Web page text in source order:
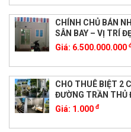
CHÍNH CHỦ BÁN
SÂN BAY – VỊ TRÍ
Giá: 6.500.000.000
CHO THUÊ BIỆT 2
ĐƯỜNG TRẦN THỦ
Giá: 1.000 đ